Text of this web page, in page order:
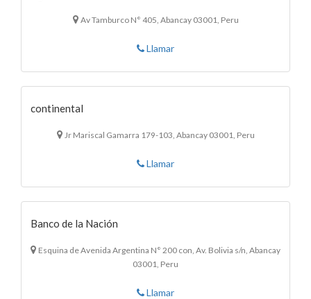
Av Tamburco N° 405, Abancay 03001, Peru
Llamar
continental
Jr Mariscal Gamarra 179-103, Abancay 03001, Peru
Llamar
Banco de la Nación
Esquina de Avenida Argentina N° 200 con, Av. Bolivia s/n, Abancay
03001, Peru
Llamar